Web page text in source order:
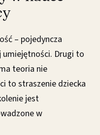
– pojedyncza
umiejętności. Drugi to
teoria nie
to straszenie dziecka
jest
w